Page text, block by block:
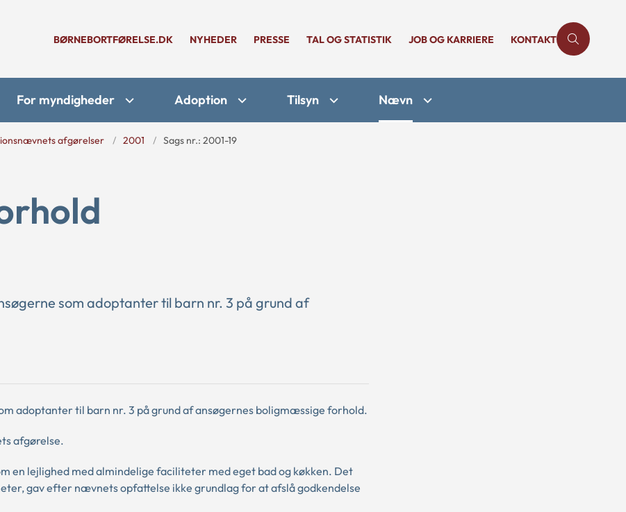
BØRNEBORTFØRELSE.DK NYHEDER PRESSE TAL OG STATISTIK JOB OG KARRIERE KONTAKT
For myndigheder Adoption Tilsyn Nævn
afgørelser 2001 Sags nr.: 2001-19
som adoptanter til barn nr. 3 på grund af
adoptanter til barn nr. 3 på grund af ansøgernes boligmæssige forhold.
afgørelse.
en lejlighed med almindelige faciliteter med eget bad og køkken. Det
gav efter nævnets opfattelse ikke grundlag for at afslå godkendelse